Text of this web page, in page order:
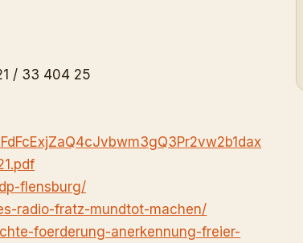
/ 33 404 25
flensburg/
radio-fratz-mundtot-machen/
foerderung-anerkennung-freier-